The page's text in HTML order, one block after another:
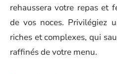
rehaussera votre repas et
de vos noces. Privilégiez
riches et complexes, qui
raffinés de votre menu.